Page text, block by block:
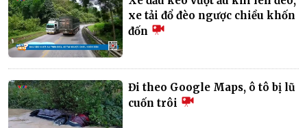
xe tải đổ đèo ngược chiều khốn
đốn
Đi theo Google Maps, ô tô bị lũ
cuốn trôi